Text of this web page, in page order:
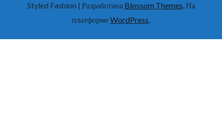
Styled Fashion | Разработана Blossom Themes. На
платформеWordPress.